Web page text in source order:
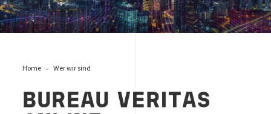
Home Wer wir sind
BUREAU VERITAS